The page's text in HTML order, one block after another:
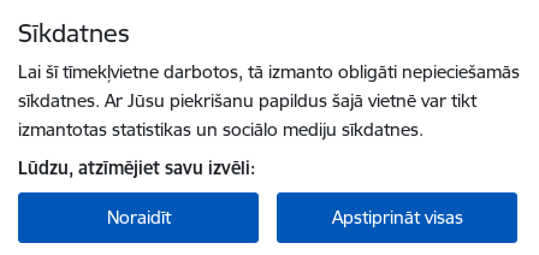
Sīkdatnes
Lai šī tīmekļvietne darbotos, tā izmanto obligāti nepieciešamās
sīkdatnes. Ar Jūsu piekrišanu papildus šajā vietnē var tikt
izmantotas statistikas un sociālo mediju sīkdatnes.
Lūdzu, atzīmējiet savu izvēli:
Noraidīt Apstiprināt visas